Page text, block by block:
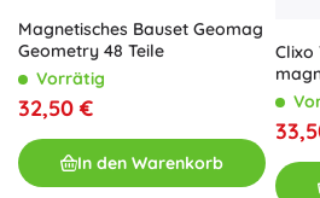
Magnetisches Bauset Geomag
Geometry 48 Teile
Vorrätig
32,50 €
In den Warenkorb
Clixo